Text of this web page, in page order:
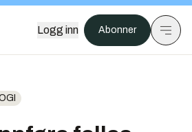
Logg inn Abonner